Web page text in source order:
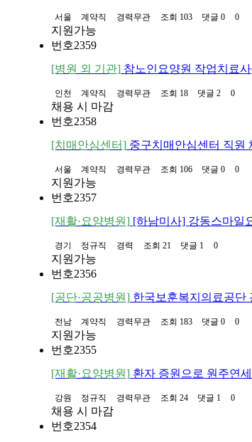
서울 계약직 경력무관 조회 103 댓글 0 0
지원가능
번호2359
[병원 외 기관] 참노인요양원 작업치료
인천 계약직 경력무관 조회 18 댓글 2 0
채용 시 마감
번호2358
[치매안심센터] 중구치매안심센터 직원
서울 계약직 경력무관 조회 106 댓글 0 0
지원가능
번호2357
[재활·요양병원] [하남미사] 강동스마일
경기 정규직 경력 조회 21 댓글 1 0
지원가능
번호2356
[공단·공공병원] 한국보훈복지의료공단
전남 계약직 경력무관 조회 183 댓글 0 0
지원가능
번호2355
[재활·요양병원] 환자 증원으로 원주연
강원 정규직 경력무관 조회 24 댓글 1 0
채용 시 마감
번호2354